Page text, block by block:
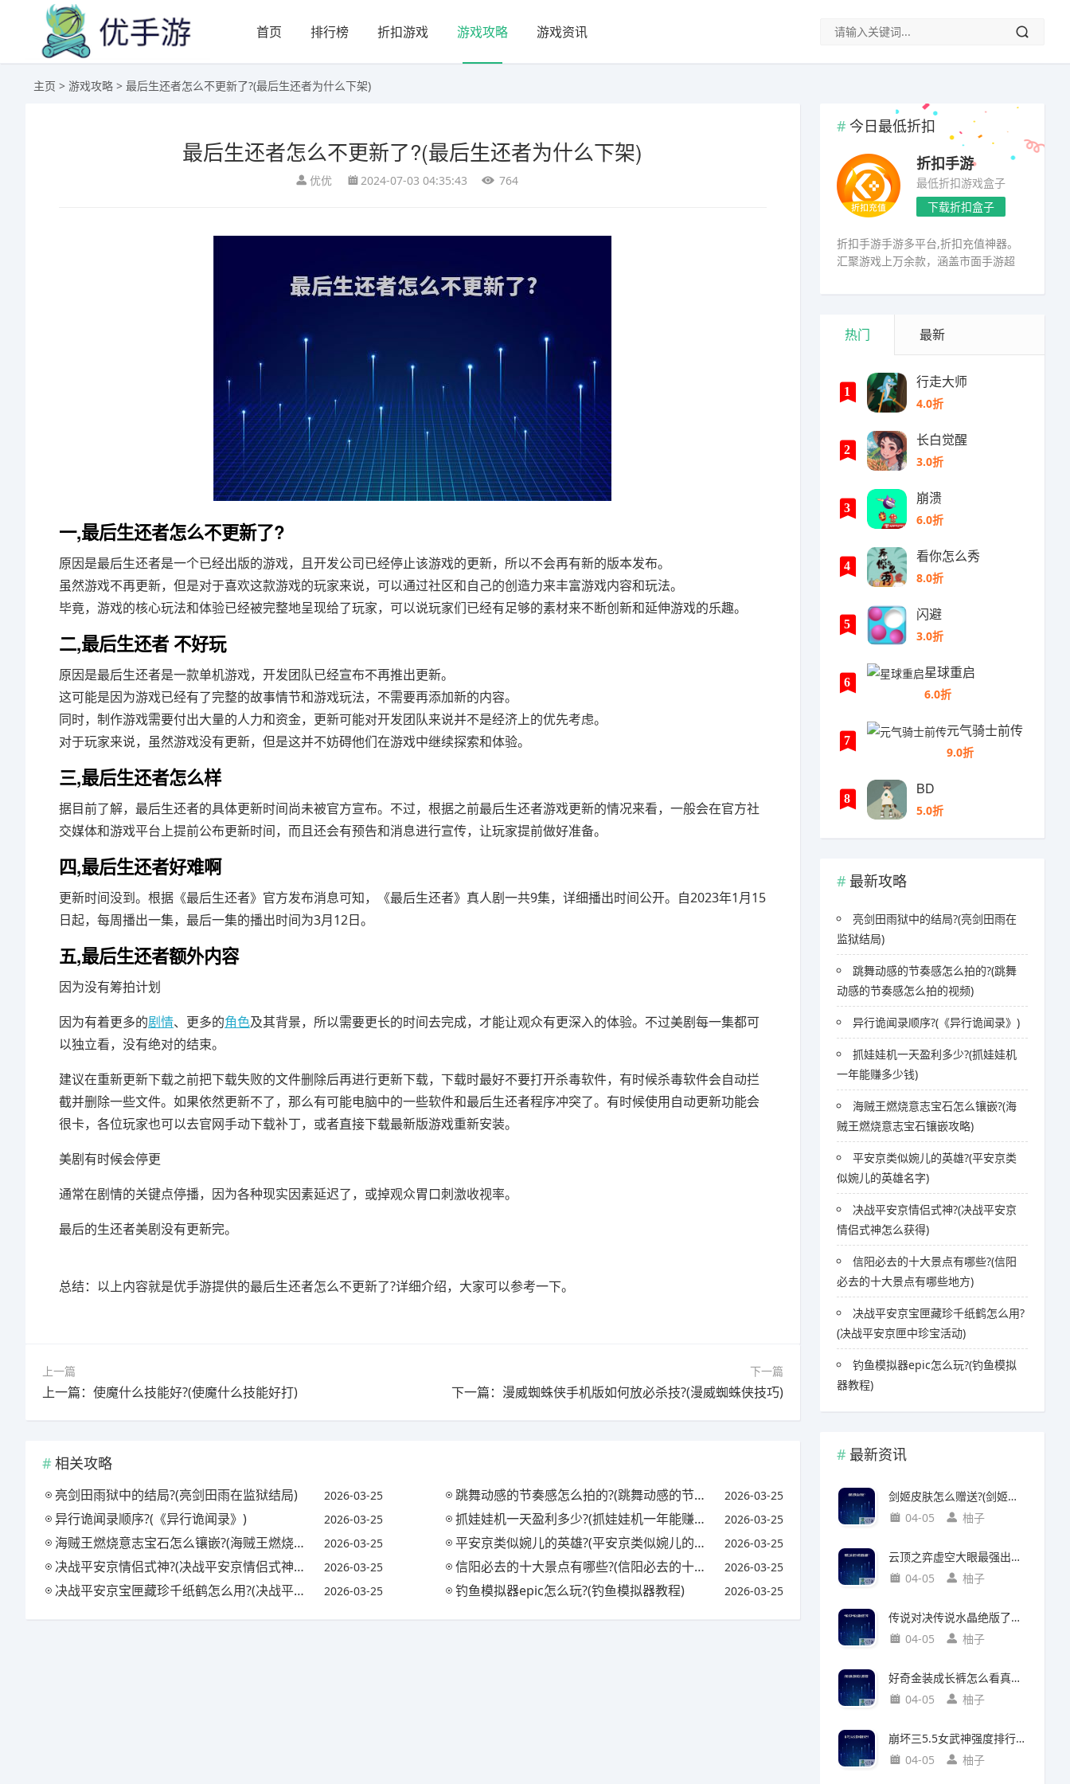
首页 排行榜 折扣游戏 游戏攻略 游戏资讯
主页 > 游戏攻略 > 最后生还者怎么不更新了?(最后生还者为什么下架)
最后生还者怎么不更新了?(最后生还者为什么下架)
优优 2024-07-03 04:35:43 764
一,最后生还者怎么不更新了?
原因是最后生还者是一个已经出版的游戏，且开发公司已经停止该游戏的更新，所以不会再有新的版本发布。
虽然游戏不再更新，但是对于喜欢这款游戏的玩家来说，可以通过社区和自己的创造力来丰富游戏内容和玩法。
毕竟，游戏的核心玩法和体验已经被完整地呈现给了玩家，可以说玩家们已经有足够的素材来不断创新和延伸游戏的乐趣。
二,最后生还者 不好玩
原因是最后生还者是一款单机游戏，开发团队已经宣布不再推出更新。
这可能是因为游戏已经有了完整的故事情节和游戏玩法，不需要再添加新的内容。
同时，制作游戏需要付出大量的人力和资金，更新可能对开发团队来说并不是经济上的优先考虑。
对于玩家来说，虽然游戏没有更新，但是这并不妨碍他们在游戏中继续探索和体验。
三,最后生还者怎么样
据目前了解，最后生还者的具体更新时间尚未被官方宣布。不过，根据之前最后生还者游戏更新的情况来看，一般会在官方社
交媒体和游戏平台上提前公布更新时间，而且还会有预告和消息进行宣传，让玩家提前做好准备。
四,最后生还者好难啊
更新时间没到。根据《最后生还者》官方发布消息可知，《最后生还者》真人剧一共9集，详细播出时间公开。自2023年1月15
日起，每周播出一集，最后一集的播出时间为3月12日。
五,最后生还者额外内容
因为没有筹拍计划
因为有着更多的剧情、更多的角色及其背景，所以需要更长的时间去完成，才能让观众有更深入的体验。不过美剧每一集都可
以独立看，没有绝对的结束。
建议在重新更新下载之前把下载失败的文件删除后再进行更新下载，下载时最好不要打开杀毒软件，有时候杀毒软件会自动拦
截并删除一些文件。如果依然更新不了，那么有可能电脑中的一些软件和最后生还者程序冲突了。有时候使用自动更新功能会
很卡，各位玩家也可以去官网手动下载补丁，或者直接下载最新版游戏重新安装。
美剧有时候会停更
通常在剧情的关键点停播，因为各种现实因素延迟了，或掉观众胃口刺激收视率。
最后的生还者美剧没有更新完。
总结：以上内容就是优手游提供的最后生还者怎么不更新了?详细介绍，大家可以参考一下。
上一篇
上一篇：使魔什么技能好?(使魔什么技能好打)
下一篇
下一篇：漫威蜘蛛侠手机版如何放必杀技?(漫威蜘蛛侠技巧)
相关攻略
亮剑田雨狱中的结局?(亮剑田雨在监狱结局) 2026-03-25 跳舞动感的节奏感怎么拍的?(跳舞动感的节奏感怎么拍的视频) 2026-03-25
异行诡闻录顺序?(《异行诡闻录》) 2026-03-25 抓娃娃机一天盈利多少?(抓娃娃机一年能赚多少钱) 2026-03-25
海贼王燃烧意志宝石怎么镶嵌?(海贼王燃烧意志宝石镶嵌攻略) 2026-03-25 平安京类似婉儿的英雄?(平安京类似婉儿的英雄名字) 2026-03-25
决战平安京情侣式神?(决战平安京情侣式神怎么获得) 2026-03-25 信阳必去的十大景点有哪些?(信阳必去的十大景点有哪些地方) 2026-03-25
决战平安京宝匣藏珍千纸鹤怎么用?(决战平安京匣中珍宝活动) 2026-03-25 钓鱼模拟器epic怎么玩?(钓鱼模拟器教程) 2026-03-25
今日最低折扣
折扣手游
最低折扣游戏盒子
下载折扣盒子
折扣手游手游多平台,折扣充值神器。
汇聚游戏上万余款，涵盖市面手游超
热门 最新
1
行走大师
4.0折
2
长白觉醒
3.0折
3
崩溃
6.0折
4
看你怎么秀
8.0折
5
闪避
3.0折
6
星球重启
6.0折
7
元气骑士前传
9.0折
8
BD
5.0折
最新攻略
亮剑田雨狱中的结局?(亮剑田雨在
监狱结局)
跳舞动感的节奏感怎么拍的?(跳舞
动感的节奏感怎么拍的视频)
异行诡闻录顺序?(《异行诡闻录》)
抓娃娃机一天盈利多少?(抓娃娃机
一年能赚多少钱)
海贼王燃烧意志宝石怎么镶嵌?(海
贼王燃烧意志宝石镶嵌攻略)
平安京类似婉儿的英雄?(平安京类
似婉儿的英雄名字)
决战平安京情侣式神?(决战平安京
情侣式神怎么获得)
信阳必去的十大景点有哪些?(信阳
必去的十大景点有哪些地方)
决战平安京宝匣藏珍千纸鹤怎么用?
(决战平安京匣中珍宝活动)
钓鱼模拟器epic怎么玩?(钓鱼模拟
器教程)
最新资讯
剑姬皮肤怎么赠送?(剑姬皮肤怎么赠送给别人)
04-05
柚子
云顶之弈虚空大眼最强出装?(云顶之弈虚空之眼出装)
04-05
柚子
传说对决传说水晶绝版了吗?(传说对决 传说水晶)
04-05
柚子
好奇金装成长裤怎么看真假?(好奇金装成长裤怎么看真假鉴别)
04-05
柚子
崩坏三5.5女武神强度排行?(崩坏三5.2女武神强度)
04-05
柚子